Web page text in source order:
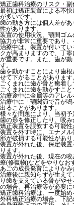
矯正歯科治療のリスク・副
最初は矯正装置による不
が多いです。
歯の動き方には個人差が
性があります。
装置の使用状況、顎間ゴ
協力が非常に重要であり、
治療中は、装置が付いて
クが高まりますので、丁
が重要です。また、歯が
す。
歯を動かすことにより歯
せて下がることがあります
ごくまれに歯が骨と癒着
ごくまれに歯を動かすこ
治療途中に金属等のアレル
治療中に「顎関節で音が
出ることがあります。
様々な問題により、当初予
歯の形を修正したり、咬み
矯正装置を誤飲する可能性
装置を外す時に、エナメ
部が破損する可能性があり
装置が外れた後、保定装
ります。
装置が外れた後、現在の
療(修復物)などをやりなお
あごの成長発育によりかみ
治療後に親知らずが生え
り歯を支えている骨がや
の場合、再治療等が必要に
矯正歯科治療は、一度始め
外科矯正治療の場合、下記